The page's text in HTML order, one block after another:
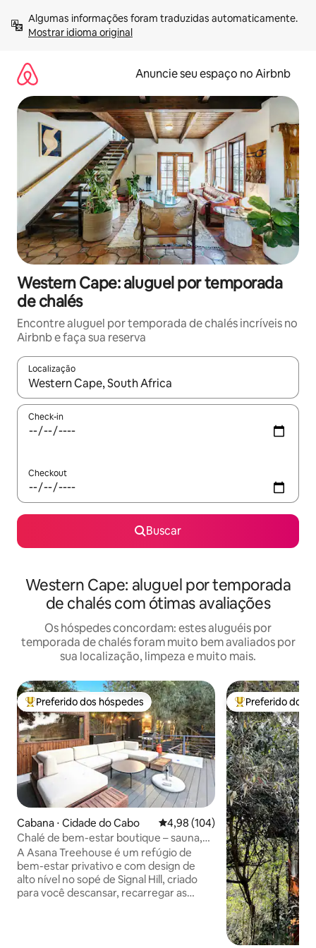
para
Mostrar idioma original
Anuncie seu espaço no Airbnb
Western Cape: aluguel por temporada
de chalés
Encontre aluguel por temporada de chalés incríveis no
Airbnb e faça sua reserva
Localização
Quando os resultados estiverem disponíveis, explore-os
Check-in
Checkout
Buscar
Western Cape: aluguel por temporada
de chalés com ótimas avaliações
Os hóspedes concordam: estes aluguéis por
temporada de chalés foram muito bem avaliados por
sua localização, limpeza e muito mais.
Entre os melhores preferidos dos hóspedes
Preferido dos hóspedes
Cabana ⋅ Cidade do Cabo 4,98 de uma avaliação média de
4,98 (104)
Chalé de bem-estar boutique – sauna,
piscina de imersão, banheira de
hidromassagem
A Asana Treehouse é um refúgio de
bem-estar privativo e com design de
alto nível no sopé de Signal Hill, criado
para você descansar, recarregar as
Entre os
Preferido dos